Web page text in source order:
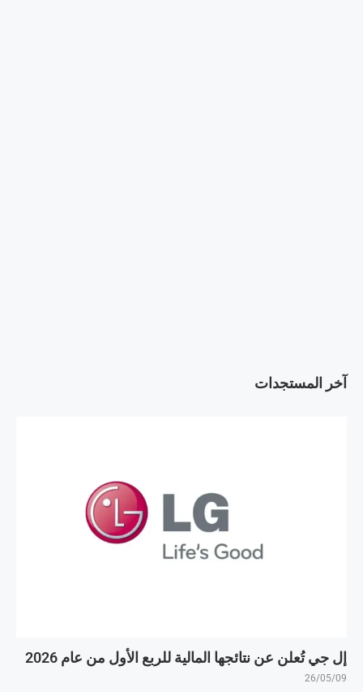
آخر المستجدات
إل جي تُعلن عن نتائجها المالية للربع الأول من عام 2026
26/05/09